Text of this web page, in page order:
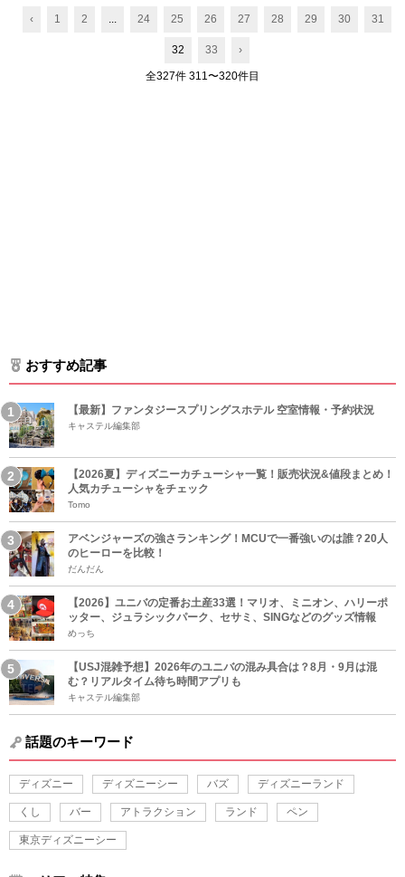
‹ 1 2 ... 24 25 26 27 28 29 30 31
32 33 ›
全327件 311〜320件目
おすすめ記事
【最新】ファンタジースプリングスホテル 空室情報・予約状況
キャステル編集部
【2026夏】ディズニーカチューシャ一覧！販売状況&値段まとめ！
人気カチューシャをチェック
Tomo
アベンジャーズの強さランキング！MCUで一番強いのは誰？20人
のヒーローを比較！
だんだん
【2026】ユニバの定番お土産33選！マリオ、ミニオン、ハリーポ
ッター、ジュラシックパーク、セサミ、SINGなどのグッズ情報
めっち
【USJ混雑予想】2026年のユニバの混み具合は？8月・9月は混
む？リアルタイム待ち時間アプリも
キャステル編集部
話題のキーワード
ディズニー ディズニーシー バズ ディズニーランド
くし バー アトラクション ランド ペン
東京ディズニーシー